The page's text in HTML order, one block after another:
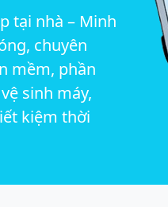
tại nhà – Minh
chuyên
mềm, phần
sinh máy,
kiệm thời